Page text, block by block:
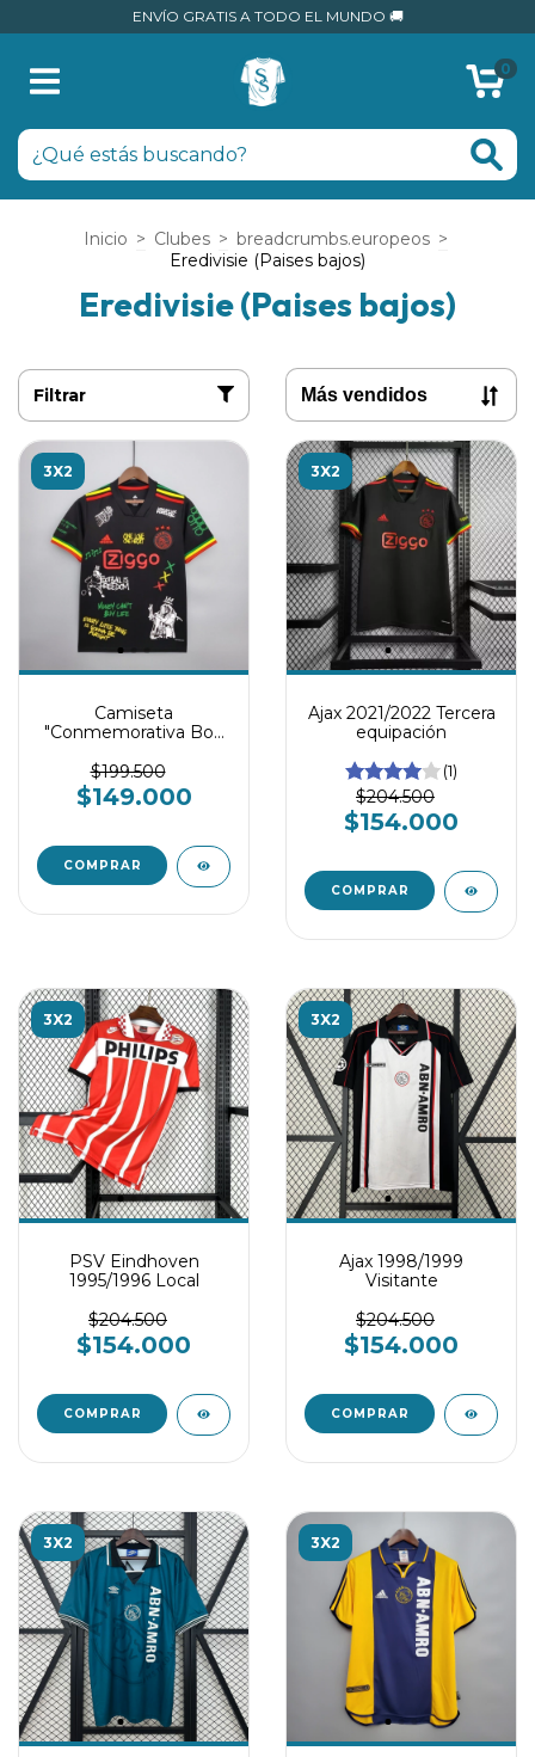
ENVÍO GRATIS A TODO EL MUNDO 🚚
0
Inicio > Clubes > breadcrumbs.europeos >
Eredivisie (Paises bajos)
Eredivisie (Paises bajos)
Filtrar
3X2
Camiseta
"Conmemorativa Bob
$199.500
$149.000
COMPRAR
3X2
Ajax 2021/2022 Tercera
equipación
(1)
$204.500
$154.000
COMPRAR
3X2
PSV Eindhoven
1995/1996 Local
$204.500
$154.000
COMPRAR
3X2
Ajax 1998/1999
Visitante
$204.500
$154.000
COMPRAR
3X2 3X2